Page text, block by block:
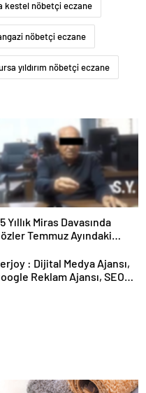
kestel nöbetçi eczane
nöbetçi eczane
yıldırım nöbetçi eczane
Yıllık Miras Davasında
Temmuz Ayındaki
Dijital Medya Ajansı,
Reklam Ajansı, SEO